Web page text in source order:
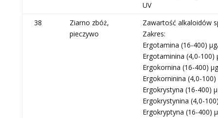
UV
38
Ziarno zbóż,
pieczywo
Zawartość alkaloidów
Zakres:
Ergotamina (16-400)
Ergotaminina (4,0-100)
Ergokornina (16-400)
Ergokorninina (4,0-100)
Ergokrystyna (16-400)
Ergokrystynina (4,0-
Ergokryptyna (16-400)